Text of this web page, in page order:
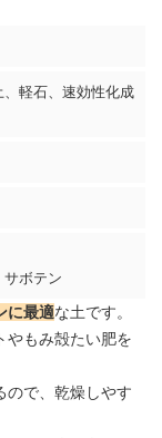
軽石、速効性化成
サボテン
に最適な土です。
やもみ殻たい肥を
ので、乾燥しやす